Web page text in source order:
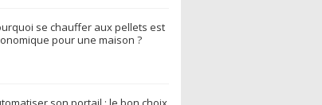
se chauffer aux pellets est
pour une maison ?